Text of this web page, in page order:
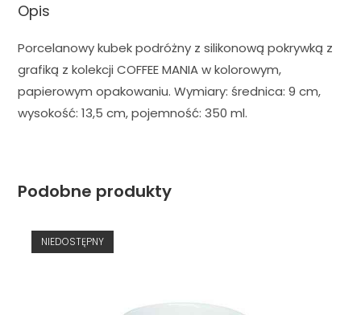
Opis
Porcelanowy kubek podróżny z silikonową pokrywką z
grafiką z kolekcji COFFEE MANIA w kolorowym,
papierowym opakowaniu. Wymiary: średnica: 9 cm,
wysokość: 13,5 cm, pojemność: 350 ml.
Podobne produkty
NIEDOSTĘPNY